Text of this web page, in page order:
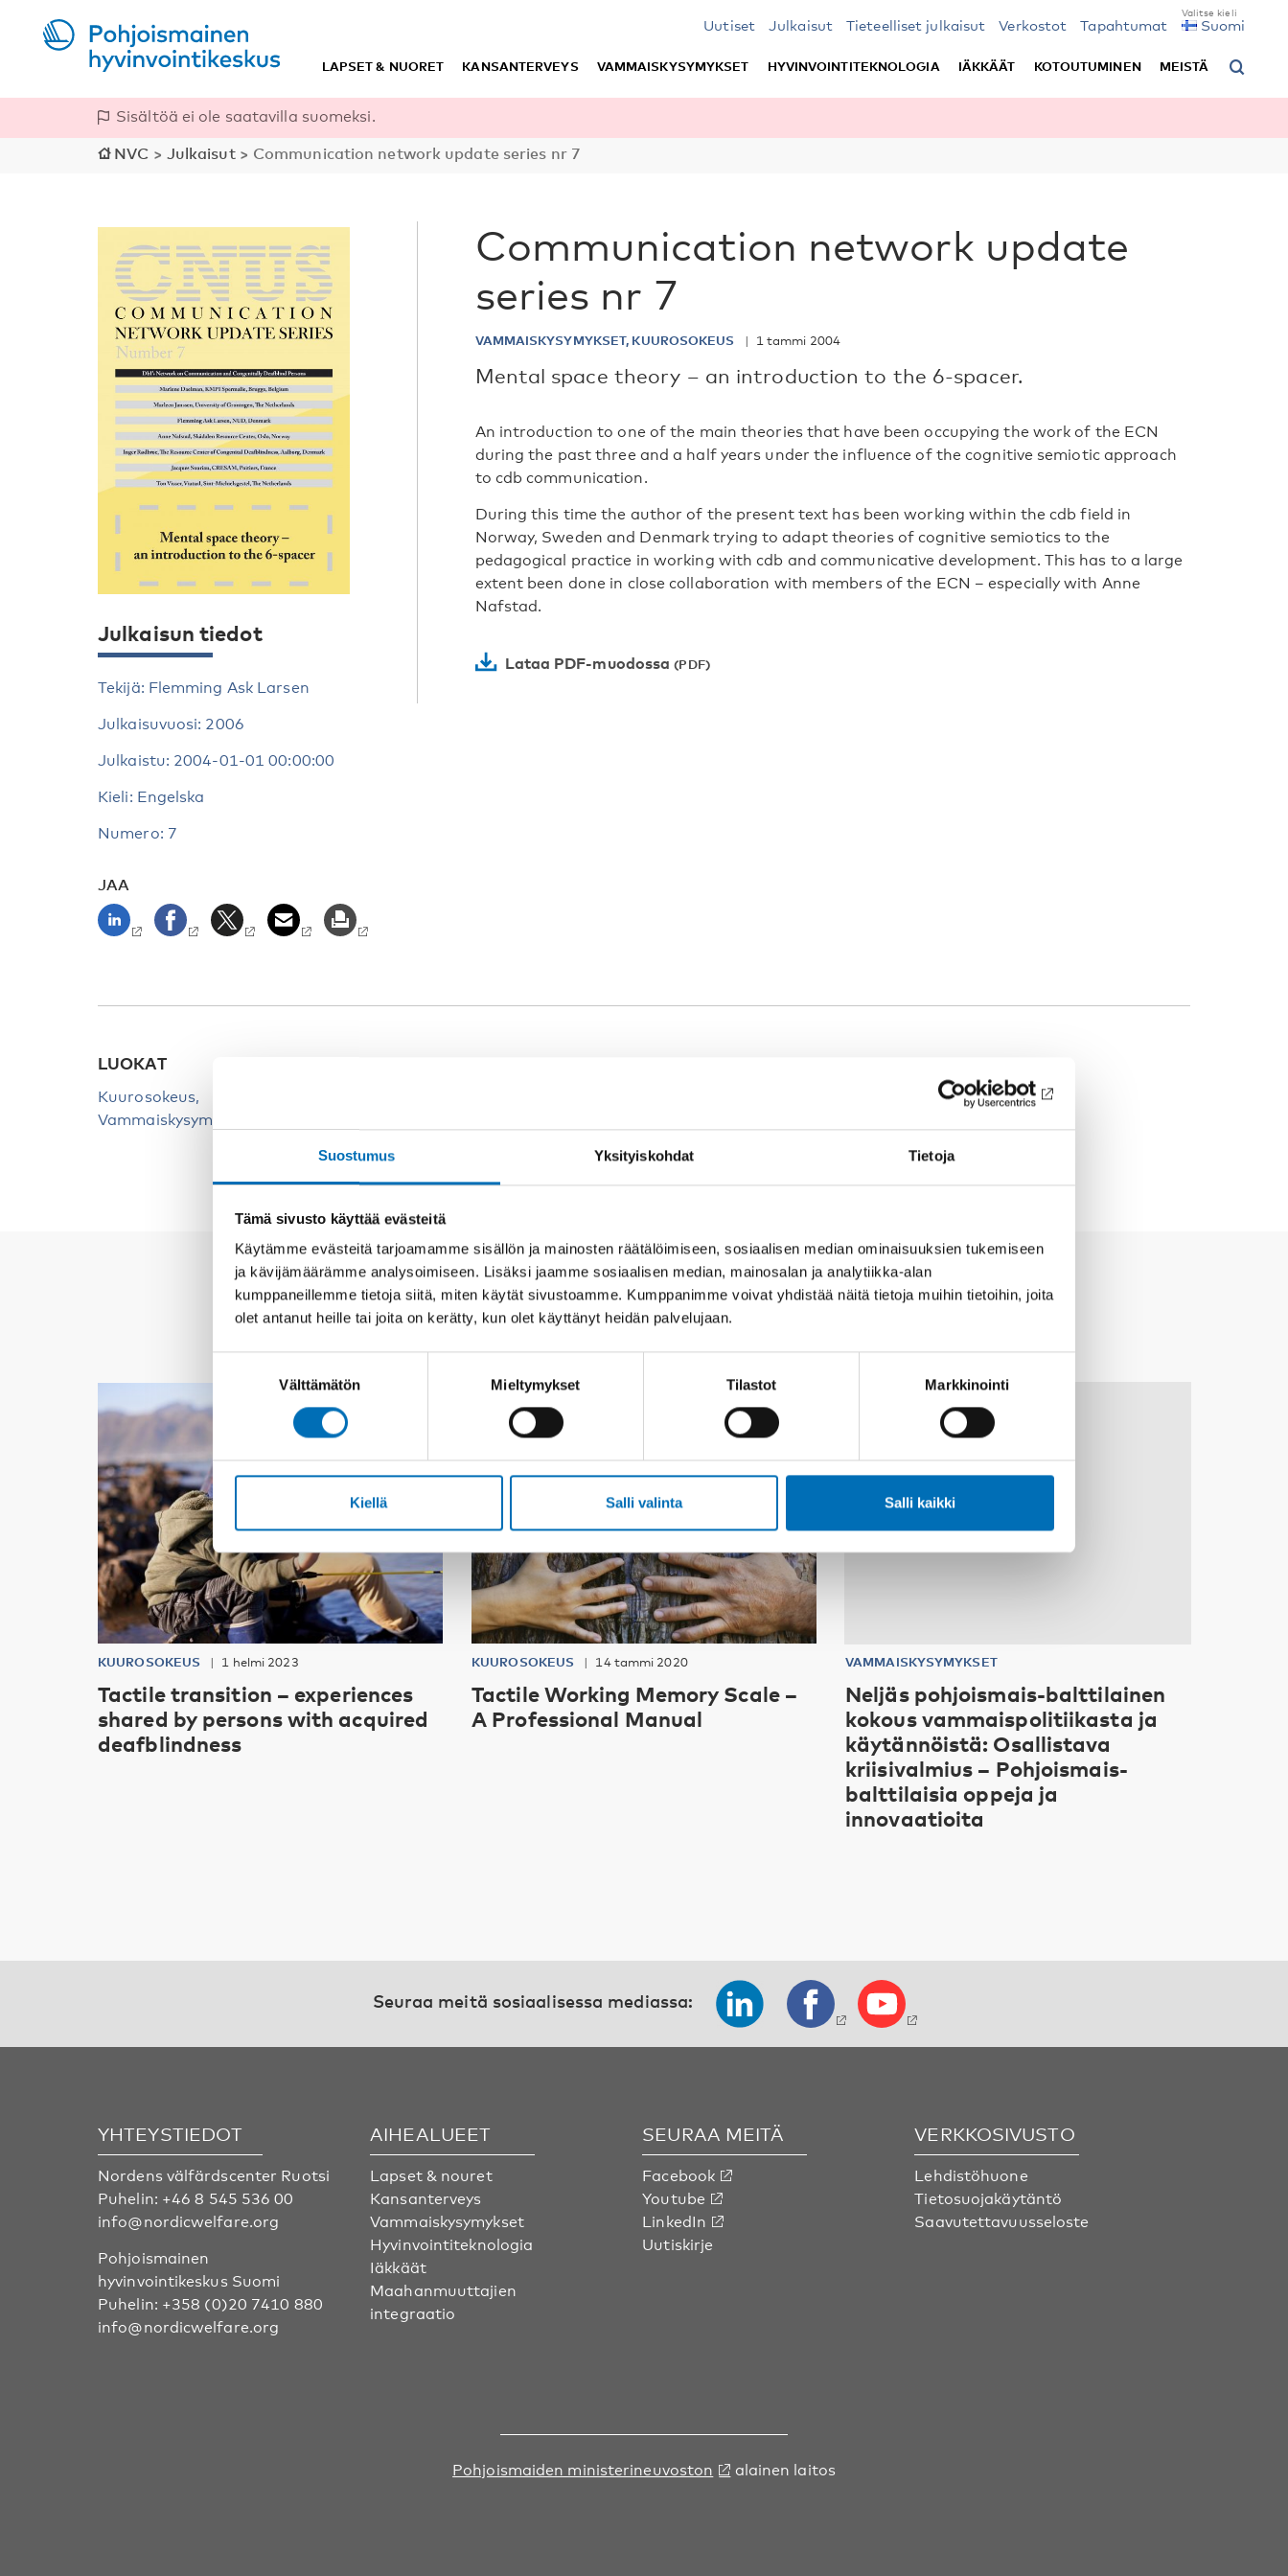
Suostumus Yksityiskohdat Tietoja
Tämä sivusto käyttää evästeitä
Käytämme evästeitä tarjoamamme sisällön ja mainosten räätälöimiseen, sosiaalisen median ominaisuuksien tukemiseen
ja kävijämäärämme analysoimiseen. Lisäksi jaamme sosiaalisen median, mainosalan ja analytiikka-alan
kumppaneillemme tietoja siitä, miten käytät sivustoamme. Kumppanimme voivat yhdistää näitä tietoja muihin tietoihin, joita
olet antanut heille tai joita on kerätty, kun olet käyttänyt heidän palvelujaan.
Välttämätön Mieltymykset Tilastot Markkinointi
Kiellä Salli valinta Salli kaikki
Uutiset Julkaisut Tieteelliset julkaisut Verkostot Tapahtumat Suomi
LAPSET & NUORET KANSANTERVEYS VAMMAISKYSYMYKSET HYVINVOINTITEKNOLOGIA IÄKKÄÄT KOTOUTUMINEN MEISTÄ
Sisältöä ei ole saatavilla suomeksi.
NVC > Julkaisut> Communication network update series nr 7
Communication network update
series nr 7
VAMMAISKYSYMYKSET, KUUROSOKEUS 1 tammi 2004
Mental space theory – an introduction to the 6-spacer.
An introduction to one of the main theories that have been occupying the work of the ECN
during the past three and a half years under the influence of the cognitive semiotic approach
to cdb communication.
During this time the author of the present text has been working within the cdb field in
Norway, Sweden and Denmark trying to adapt theories of cognitive semiotics to the
pedagogical practice in working with cdb and communicative development. This has to a large
extent been done in close collaboration with members of the ECN – especially with Anne
Nafstad.
Lataa PDF-muodossa
Julkaisun tiedot
Tekijä: Flemming Ask Larsen
Julkaisuvuosi: 2006
Julkaistu: 2004-01-01 00:00:00
Kieli: Engelska
Numero: 7
JAA
LUOKAT
Kuurosokeus
Vammaiskysymykset
Asiaan liittyvää sisältöä
KUUROSOKEUS 1 helmi 2023
Tactile transition – experiences
shared by persons with acquired
deafblindness
KUUROSOKEUS 14 tammi 2020
Tactile Working Memory Scale –
A Professional Manual
VAMMAISKYSYMYKSET
Neljäs pohjoismais-balttilainen
kokous vammaispolitiikasta ja
käytännöistä: Osallistava
kriisivalmius – Pohjoismais-
balttilaisia oppeja ja
innovaatioita
Seuraa meitä sosiaalisessa mediassa:
YHTEYSTIEDOT
Nordens välfärdscenter Ruotsi
Puhelin: +46 8 545 536 00
info@nordicwelfare.org
Pohjoismainen
hyvinvointikeskus Suomi
Puhelin: +358 (0)20 7410 880
info@nordicwelfare.org
AIHEALUEET
Lapset & nouret
Kansanterveys
Vammaiskysymykset
Hyvinvointiteknologia
Iäkkäät
Maahanmuuttajien
integraatio
SEURAA MEITÄ
Facebook
Youtube
LinkedIn
Uutiskirje
VERKKOSIVUSTO
Lehdistöhuone
Tietosuojakäytäntö
Saavutettavuusseloste
Pohjoismaiden ministerineuvoston alainen laitos